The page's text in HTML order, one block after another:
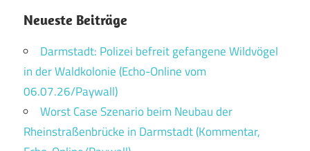
Neueste Beiträge
Darmstadt: Polizei befreit gefangene Wildvögel
in der Waldkolonie (Echo-Online vom
06.07.26/Paywall)
Worst Case Szenario beim Neubau der
Rheinstraßenbrücke in Darmstadt (Kommentar,